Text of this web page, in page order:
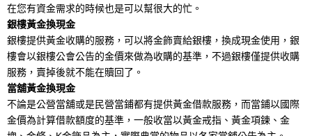
在您有資金需求的時候也是可以幫很大的忙。
銀樓黃金換現金
銀樓提供黃金收購的服務，可以將金飾賣給銀樓，換成現金使用，銀
樓會以銀樓公會公告的金價來做為收購的基準，不過銀樓僅提供收購
服務，賣掉後就不能在贖回了。
當舖黃金換現金
不論是公營當舖或是民營當鋪都有提供黃金借款服務，而當鋪以國際
金價為計算借款額度的基準，一般收當以黃金戒指、黃金項鍊、金